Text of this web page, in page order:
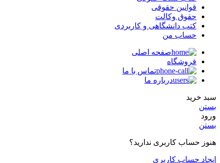
قوانین حقوقی
حقوق وکالت
کتب دانشگاهی و کاربردی
حساب من
صفحه اصلی
فروشگاه
تماس با ما
درباره ما
سبد خرید
بستن
ورود
بستن
هنوز حساب کاربری ندارید؟
ایجاد حساب کاربری